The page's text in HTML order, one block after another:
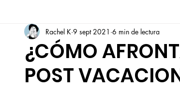
depresión post vacacional liderazgo interior
¿CÓMO
POST
Rachel K 9 sept 2021 6 min de lectura